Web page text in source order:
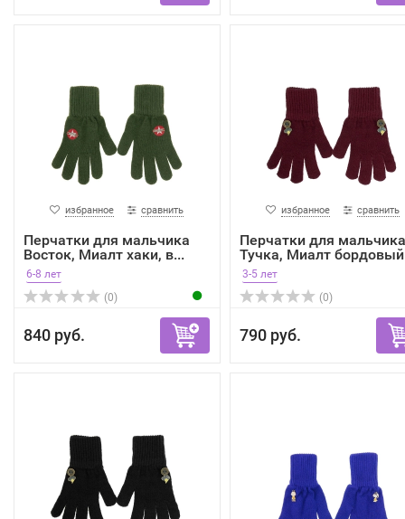
избранное сравнить
Перчатки для мальчика
Восток, Миалт хаки, в...
6-8 лет
(0)
840 руб.
избранное сравнить
Перчатки для мальчика
Тучка, Миалт
3-5 лет
(0)
790 руб.